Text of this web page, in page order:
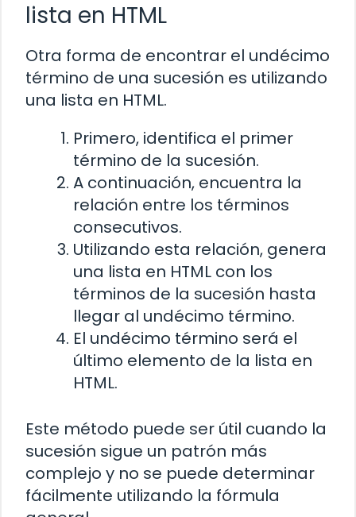
lista en HTML
Otra forma de encontrar el undécimo
término de una sucesión es utilizando
una lista en HTML.
Primero, identifica el primer
término de la sucesión.
A continuación, encuentra la
relación entre los términos
consecutivos.
Utilizando esta relación, genera
una lista en HTML con los
términos de la sucesión hasta
llegar al undécimo término.
El undécimo término será el
último elemento de la lista en
HTML.
Este método puede ser útil cuando la
sucesión sigue un patrón más
complejo y no se puede determinar
fácilmente utilizando la fórmula